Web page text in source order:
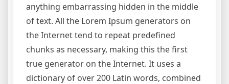
anything embarrassing hidden in the middle
of text. All the Lorem Ipsum generators on
the Internet tend to repeat predefined
chunks as necessary, making this the first
true generator on the Internet. It uses a
dictionary of over 200 Latin words, combined